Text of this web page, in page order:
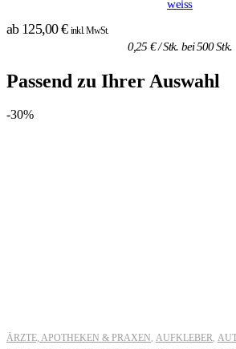
weiss
ab 125,00€ inkl. MwSt.
0,25 €/ Stk. bei 500 Stk.
Passend zu Ihrer Auswahl
-30%
ÄRZTE, APOTHEKEN & PRAXEN, AUFKLEBER,